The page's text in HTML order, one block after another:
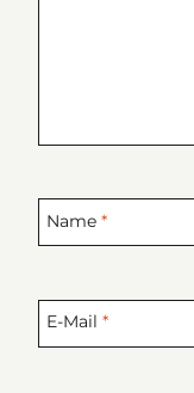
Name *
E-Mail *